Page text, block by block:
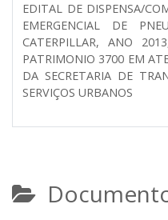
EDITAL DE DISPENSA/
EMERGENCIAL DE
CATERPILLAR, ANO
PATRIMONIO 3700 EM
DA SECRETARIA DE
SERVIÇOS URBANOS